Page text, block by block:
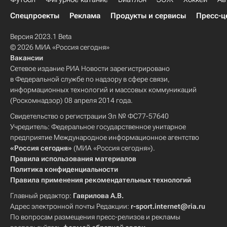
Спецпроекты
Реклама Продукты и сервисы Пресс-
Версия 2023.1 Beta
© 2026 МИА «Россия сегодня»
Вакансии
Сетевое издание РИА Новости зарегистрировано
в Федеральной службе по надзору в сфере связи,
информационных технологий и массовых коммуникаций
(Роскомнадзор) 08 апреля 2014 года.
Свидетельство о регистрации Эл № ФС77-57640
Учредитель: Федеральное государственное унитарное
предприятие Международное информационное агентство
«Россия сегодня» (МИА «Россия сегодня»).
Правила использования материалов
Политика конфиденциальности
Правила применения рекомендательных технологий
Главный редактор: Гаврилова А.В.
Адрес электронной почты Редакции: r-sport.internet@ria.ru
По вопросам размещения пресс-релизов и рекламы